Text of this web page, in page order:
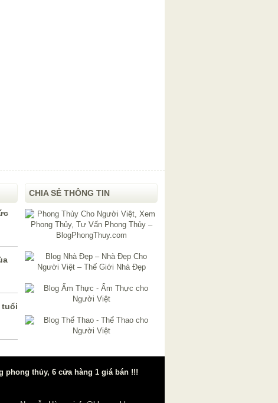
tuổi
CHIA SẺ THÔNG TIN
phong thủy, 6 cửa hàng 1 giá bán !!!